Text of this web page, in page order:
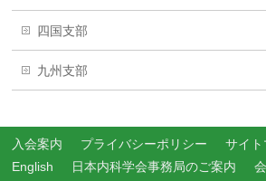
四国支部
九州支部
入会案内 プライバシーポリシー サイ
English
日本内科学会事務局のご案内